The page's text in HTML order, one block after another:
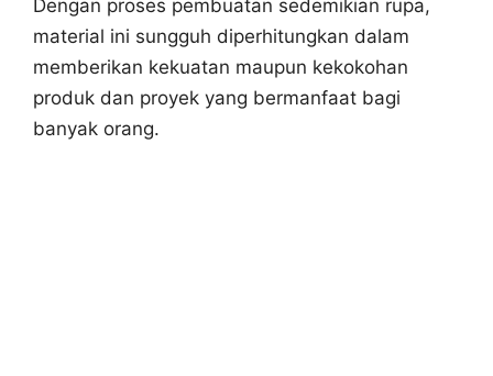
Dengan proses pembuatan sedemikian rupa,
material ini sungguh diperhitungkan dalam
memberikan kekuatan maupun kekokohan
produk dan proyek yang bermanfaat bagi
banyak orang.